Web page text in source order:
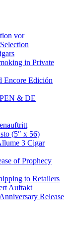
vor
in Private
Encore Edición
& DE
(5″ x 56)
3 Cigar
of Prophecy
to Retailers
Auftakt
Release